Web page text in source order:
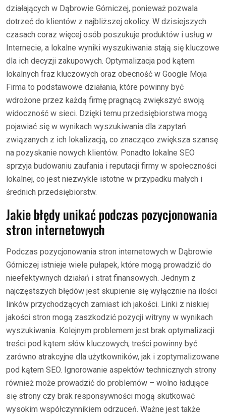
działających w Dąbrowie Górniczej, ponieważ pozwala
dotrzeć do klientów z najbliższej okolicy. W dzisiejszych
czasach coraz więcej osób poszukuje produktów i usług w
Internecie, a lokalne wyniki wyszukiwania stają się kluczowe
dla ich decyzji zakupowych. Optymalizacja pod kątem
lokalnych fraz kluczowych oraz obecność w Google Moja
Firma to podstawowe działania, które powinny być
wdrożone przez każdą firmę pragnącą zwiększyć swoją
widoczność w sieci. Dzięki temu przedsiębiorstwa mogą
pojawiać się w wynikach wyszukiwania dla zapytań
związanych z ich lokalizacją, co znacząco zwiększa szansę
na pozyskanie nowych klientów. Ponadto lokalne SEO
sprzyja budowaniu zaufania i reputacji firmy w społeczności
lokalnej, co jest niezwykle istotne w przypadku małych i
średnich przedsiębiorstw.
Jakie błędy unikać podczas pozycjonowania
stron internetowych
Podczas pozycjonowania stron internetowych w Dąbrowie
Górniczej istnieje wiele pułapek, które mogą prowadzić do
nieefektywnych działań i strat finansowych. Jednym z
najczęstszych błędów jest skupienie się wyłącznie na ilości
linków przychodzących zamiast ich jakości. Linki z niskiej
jakości stron mogą zaszkodzić pozycji witryny w wynikach
wyszukiwania. Kolejnym problemem jest brak optymalizacji
treści pod kątem słów kluczowych; treści powinny być
zarówno atrakcyjne dla użytkowników, jak i zoptymalizowane
pod kątem SEO. Ignorowanie aspektów technicznych strony
również może prowadzić do problemów – wolno ładujące
się strony czy brak responsywności mogą skutkować
wysokim współczynnikiem odrzuceń. Ważne jest także